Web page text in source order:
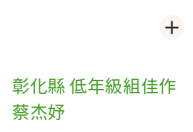
彰化縣 低年級組佳作
蔡杰妤